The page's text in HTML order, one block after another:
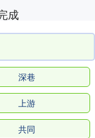
成
深巷
上游
共同